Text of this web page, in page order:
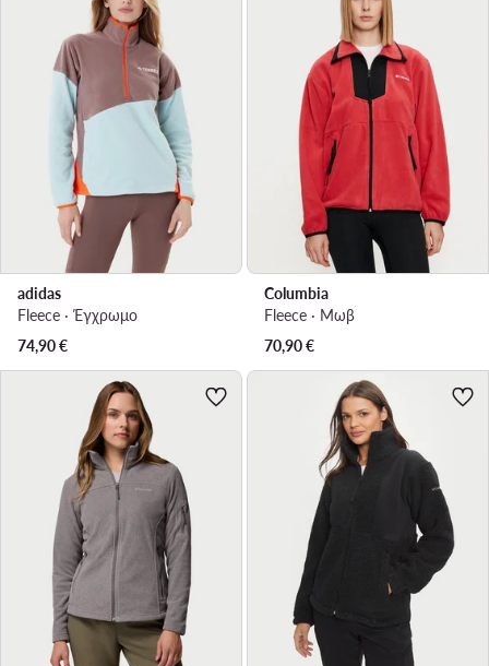
adidas
Fleece · Έγχρωμο
74,90€
Columbia
Fleece · Μωβ
70,90€